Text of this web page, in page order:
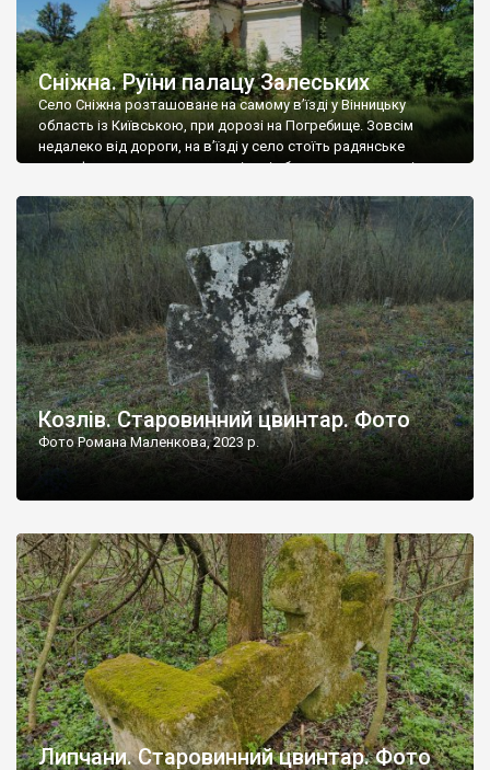
Сніжна. Руїни палацу Залеських
Село Сніжна розташоване на самому в’їзді у Вінницьку
область із Київською, при дорозі на Погребище. Зовсім
недалеко від дороги, на в’їзді у село стоїть радянське
рельєфне пано, яке показує жінку і яблуню, а трохи далі, десь
не видно, але видно дві стареньких колії у траві – […]
Козлів. Старовинний цвинтар. Фото
Фото Романа Маленкова, 2023 р.
Липчани. Старовинний цвинтар. Фото